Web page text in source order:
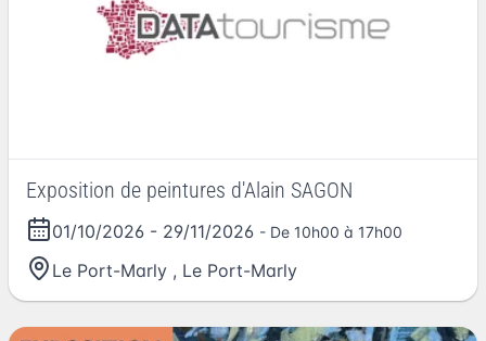
Exposition de peintures d'Alain SAGON
01/10/2026 - 29/11/2026 - De 10h00 à 17h00
Le Port-Marly , Le Port-Marly